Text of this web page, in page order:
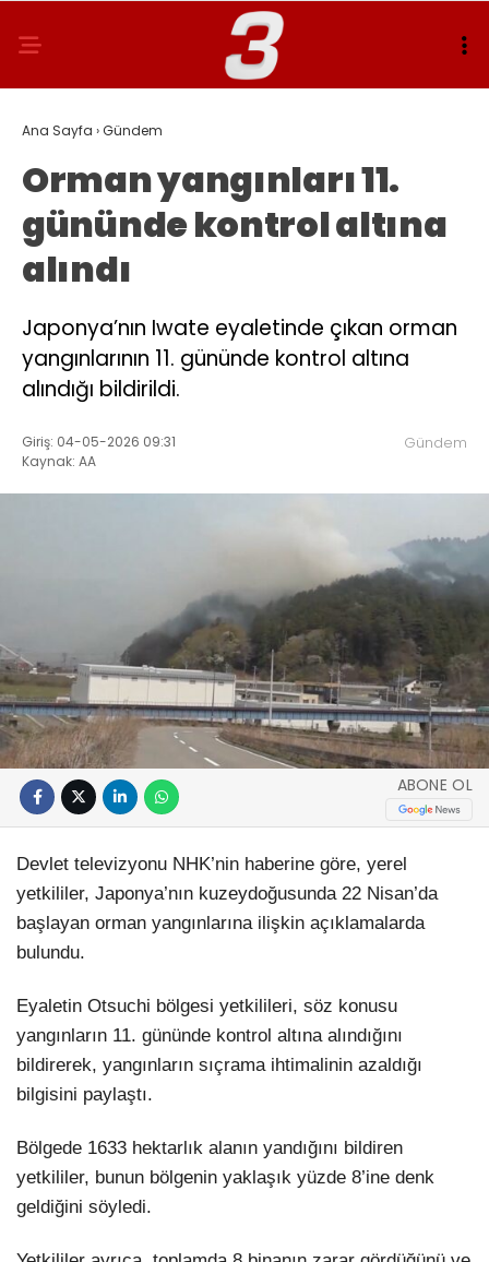
Ana Sayfa ›Gündem
Orman yangınları 11.
gününde kontrol altına
alındı
Japonya’nın Iwate eyaletinde çıkan orman
yangınlarının 11. gününde kontrol altına
alındığı bildirildi.
Giriş: 04-05-2026 09:31
Kaynak: AA
Gündem
ABONE OL
Devlet televizyonu NHK’nin haberine göre, yerel
yetkililer, Japonya’nın kuzeydoğusunda 22 Nisan’da
başlayan orman yangınlarına ilişkin açıklamalarda
bulundu.
Eyaletin Otsuchi bölgesi yetkilileri, söz konusu
yangınların 11. gününde kontrol altına alındığını
bildirerek, yangınların sıçrama ihtimalinin azaldığı
bilgisini paylaştı.
Bölgede 1633 hektarlık alanın yandığını bildiren
yetkililer, bunun bölgenin yaklaşık yüzde 8’ine denk
geldiğini söyledi.